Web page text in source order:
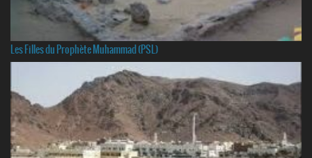
Les Filles du Prophète Muhammad (PSL)